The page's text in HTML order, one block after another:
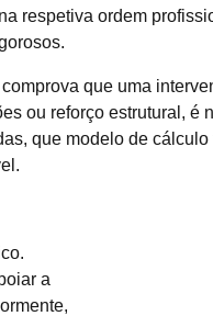
respetiva ordem
que uma
ou reforço estrutural, é
que modelo de
a